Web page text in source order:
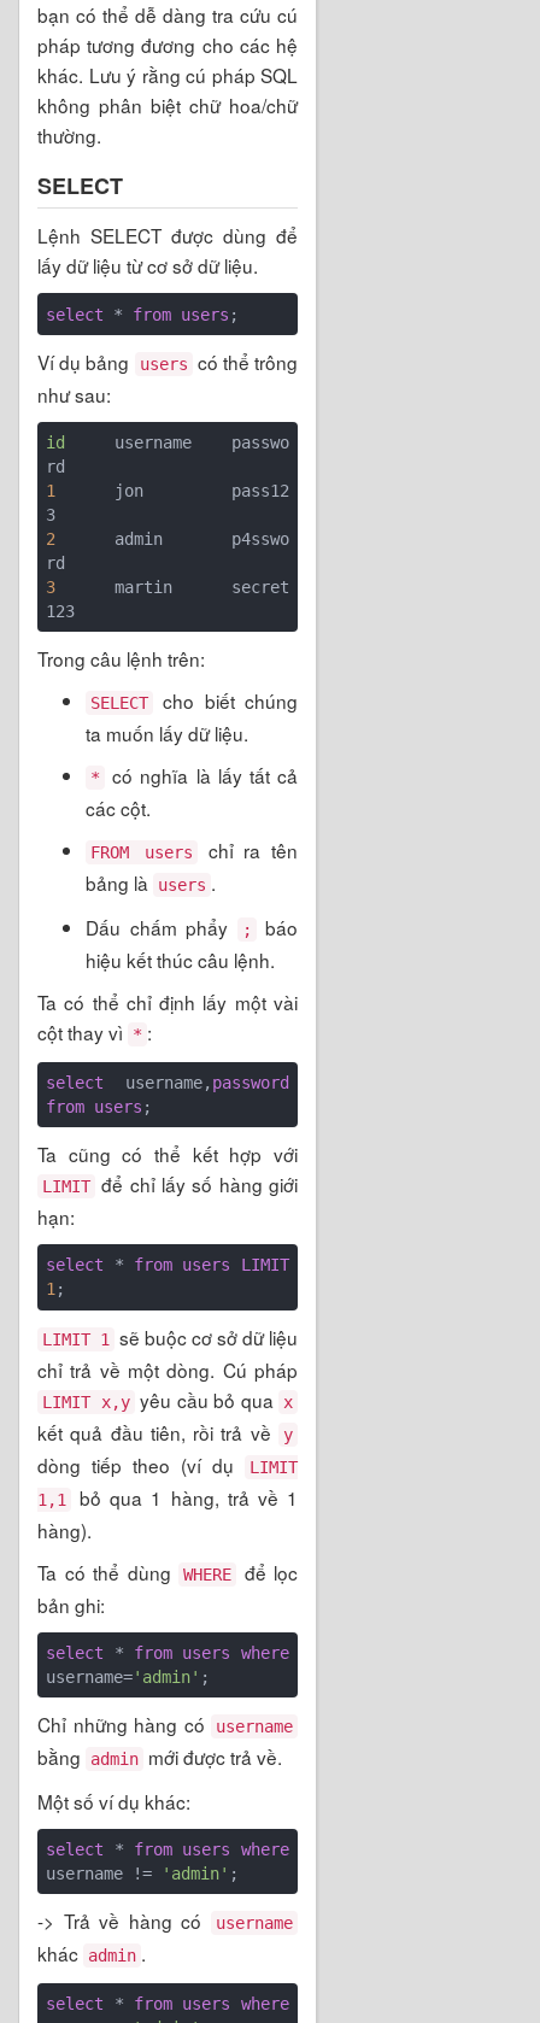
bạn có thể dễ dàng tra cứu cú
pháp tương đương cho các hệ
khác. Lưu ý rằng cú pháp SQL
không phân biệt chữ hoa/chữ
thường.
SELECT
Lệnh SELECT được dùng để
lấy dữ liệu từ cơ sở dữ liệu.
select * from users
Ví dụ bảng users có thể trông
như sau:
id
     username    passwo
1
      jon         pass12
2
      admin       p4sswo
3
      martin      secret
Trong câu lệnh trên:
SELECT
cho biết chúng
ta muốn lấy dữ liệu.
*
có nghĩa là lấy tất cả
các cột.
FROM users
chỉ ra tên
bảng là
users .
Dấu chấm phẩy
;
báo
hiệu kết thúc câu lệnh.
Ta có thể chỉ định lấy một vài
cột thay vì
* :
select username, password
from users
Ta cũng có thể kết hợp với
LIMIT để chỉ lấy số hàng giới
hạn:
select * from users
LIMIT
1
LIMIT 1
sẽ buộc cơ sở dữ liệu
chỉ trả về một dòng. Cú pháp
LIMIT x,y yêu cầu bỏ qua x
kết quả đầu tiên, rồi trả về y
dòng tiếp theo (ví dụ
LIMIT
1,1
bỏ qua 1 hàng, trả về 1
hàng).
Ta có thể dùng
WHERE
để lọc
bản ghi:
select * from users
where
username='admin'
Chỉ những hàng có username
bằng admin mới được trả về.
Một số ví dụ khác:
select * from users
where
username !=
'admin'
-> Trả về hàng có username
khác admin .
select * from users
where